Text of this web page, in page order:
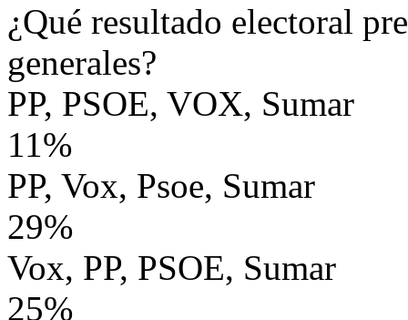
¿Qué resultado electoral
generales?
PP, PSOE, VOX, Sumar
11%
PP, Vox, Psoe, Sumar
29%
Vox, PP, PSOE, Sumar
25%